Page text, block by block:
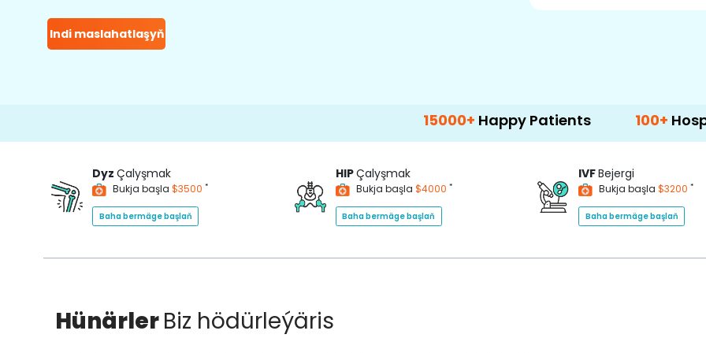
Indi maslahatlaşyň
Happy Patients 100+ Hospitals &
Dyz Çalyşmak
Bukja başla $3500 *
Baha bermäge başlaň
HIPÇalyşmak
Bukja başla $4000 *
Baha bermäge başlaň
IVFBejergi
Bukja başla $3200 *
Baha bermäge başlaň
HünärlerBiz hödürleýäris